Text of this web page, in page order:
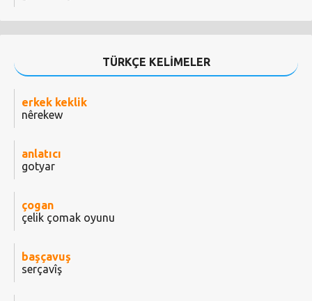
TÜRKÇE KELİMELER
erkek keklik
nêrekew
anlatıcı
gotyar
çogan
çelik çomak oyunu
başçavuş
serçavîş